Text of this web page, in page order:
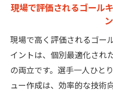
現場で評価されるゴール
現場で高く評価されるゴー
イントは、個別最適化され
の両立です。選手一人ひと
ュー作成は、効率的な技術